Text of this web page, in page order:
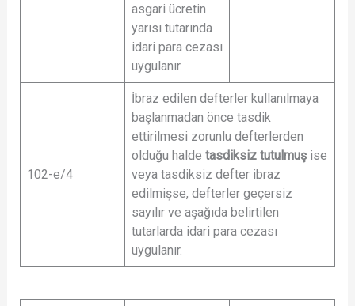
asgari ücretin
yarısı tutarında
idari para cezası
uygulanır.
102-e/4
İbraz edilen defterler kullanılmaya
başlanmadan önce tasdik
ettirilmesi zorunlu defterlerden
olduğu halde tasdiksiz tutulmuşise
veya tasdiksiz defter ibraz
edilmişse, defterler geçersiz
sayılır ve aşağıda belirtilen
tutarlarda idari para cezası
uygulanır.